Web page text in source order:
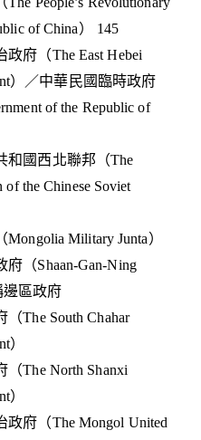
of China） 145
府（The East Hebei
）／中華民國臨時政府
of the Republic of
國西北聯邦（The
of the Chinese Soviet
Military Junta）
（Shaan-Gan-Ning
邊區政府
The South Chahar
）
The North Shanxi
）
府（The Mongol United